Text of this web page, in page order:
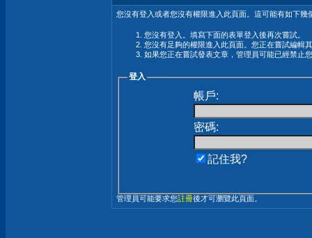
您沒有登入或者您沒有權限進入此頁面。這可能有如下幾
您沒有登入。填寫下面的表單登入後再次嘗試。
您沒有足夠的權限進入此頁面。您正在嘗試編輯
如果您正在嘗試發表文章，管理員可能已經禁止
登入
帳戶:
密碼:
記住我?
管理員可能要求您註冊後才可瀏覽此頁面。